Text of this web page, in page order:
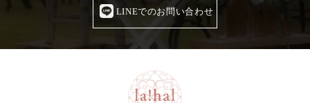
LINEでのお問い合わせ